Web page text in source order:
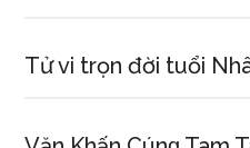
Tử vi trọn đời tuổi